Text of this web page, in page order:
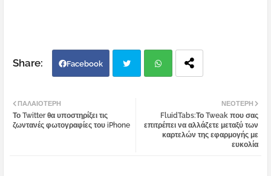
Facebook
atsa
ΝΕΌΤΕΡΗ
FluidTabs:Το Tweak που σας
επιτρέπει να αλλάζετε μεταξύ των
καρτελών της εφαρμογής με
ευκολία
ΠΑΛΑΙΌΤΕΡΗ
Το Twitter θα υποστηρίξει τις
ζωντανές φωτογραφίες του iPhone